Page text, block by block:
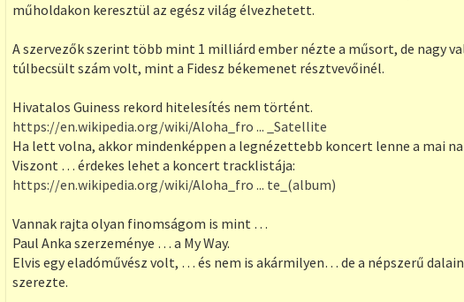
műholdakon keresztül az egész világ élvezhetett.
A szervezők szerint több mint 1 milliárd ember nézte a műsort, de nagy
túlbecsült szám volt, mint a Fidesz békemenet résztvevőinél.
Hivatalos Guiness rekord hitelesítés nem történt.
https://en.wikipedia.org/wiki/Aloha_fro ... _Satellite
Ha lett volna, akkor mindenképpen a legnézettebb koncert lenne a mai
Viszont … érdekes lehet a koncert tracklistája:
https://en.wikipedia.org/wiki/Aloha_fro ... te_(album)
Vannak rajta olyan finomságom is mint …
Paul Anka szerzeménye … a My Way.
Elvis egy eladóművész volt, … és nem is akármilyen… de a népszerű
szerezte.